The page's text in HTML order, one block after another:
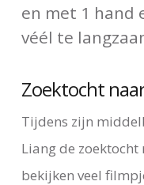
en met 1 hand
véél te
Zoektocht
Tijdens zijn
Liang de zoektocht
bekijken veel